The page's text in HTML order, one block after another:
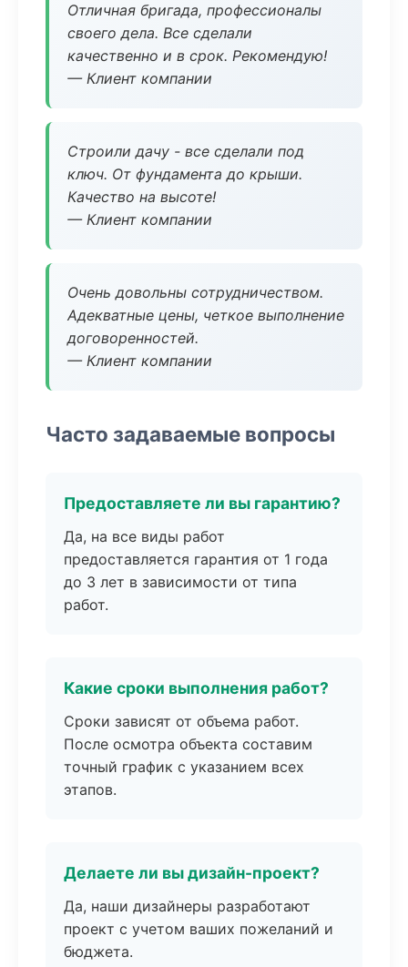
Отличная бригада, профессионалы
своего дела. Все сделали
качественно и в срок. Рекомендую!
— Клиент компании
Строили дачу - все сделали под
ключ. От фундамента до крыши.
Качество на высоте!
— Клиент компании
Очень довольны сотрудничеством.
Адекватные цены, четкое выполнение
договоренностей.
— Клиент компании
Часто задаваемые вопросы
Предоставляете ли вы гарантию?
Да, на все виды работ
предоставляется гарантия от 1 года
до 3 лет в зависимости от типа
работ.
Какие сроки выполнения работ?
Сроки зависят от объема работ.
После осмотра объекта составим
точный график с указанием всех
этапов.
Делаете ли вы дизайн-проект?
Да, наши дизайнеры разработают
проект с учетом ваших пожеланий и
бюджета.